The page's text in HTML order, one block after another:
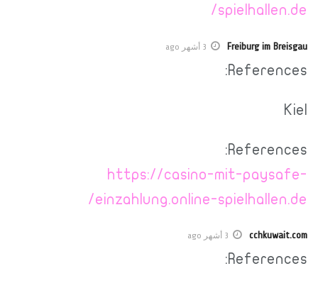
spielhallen.de/
Freiburg im Breisgau 3 أشهر ago
References:
Kiel
References:
https://casino-mit-paysafe-
einzahlung.online-spielhallen.de/
cchkuwait.com 3 أشهر ago
References: